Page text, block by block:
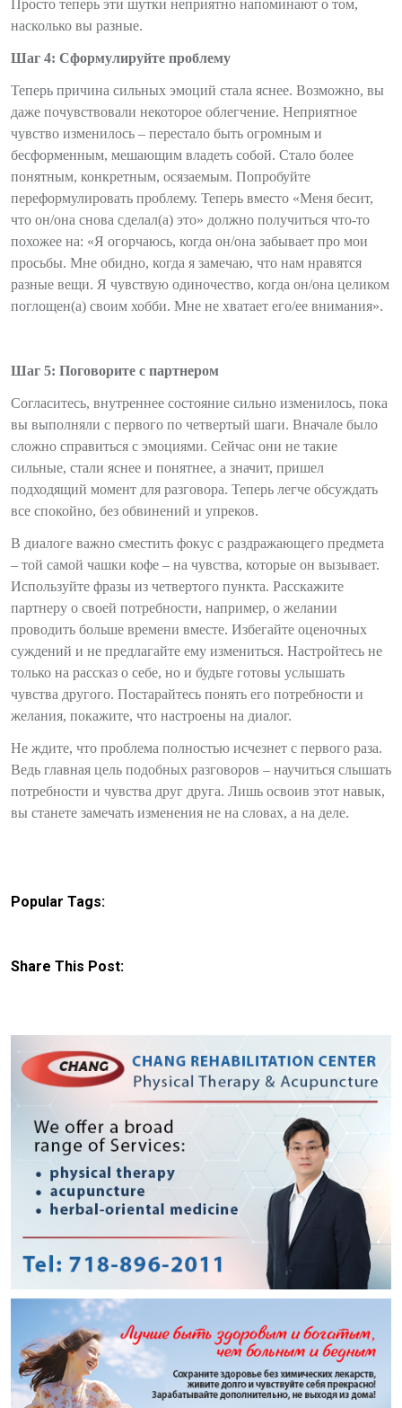
Просто теперь эти шутки неприятно напоминают о том,
насколько вы разные.
Шаг 4: Сформулируйте проблему
Теперь причина сильных эмоций стала яснее. Возможно, вы
даже почувствовали некоторое облегчение. Неприятное
чувство изменилось – перестало быть огромным и
бесформенным, мешающим владеть собой. Стало более
понятным, конкретным, осязаемым. Попробуйте
переформулировать проблему. Теперь вместо «Меня бесит,
что он/она снова сделал(а) это» должно получиться что-то
похожее на: «Я огорчаюсь, когда он/она забывает про мои
просьбы. Мне обидно, когда я замечаю, что нам нравятся
разные вещи. Я чувствую одиночество, когда он/она целиком
поглощен(а) своим хобби. Мне не хватает его/ее внимания».
Шаг 5: Поговорите с партнером
Согласитесь, внутреннее состояние сильно изменилось, пока
вы выполняли с первого по четвертый шаги. Вначале было
сложно справиться с эмоциями. Сейчас они не такие
сильные, стали яснее и понятнее, а значит, пришел
подходящий момент для разговора. Теперь легче обсуждать
все спокойно, без обвинений и упреков.
В диалоге важно сместить фокус с раздражающего предмета
– той самой чашки кофе – на чувства, которые он вызывает.
Используйте фразы из четвертого пункта. Расскажите
партнеру о своей потребности, например, о желании
проводить больше времени вместе. Избегайте оценочных
суждений и не предлагайте ему измениться. Настройтесь не
только на рассказ о себе, но и будьте готовы услышать
чувства другого. Постарайтесь понять его потребности и
желания, покажите, что настроены на диалог.
Не ждите, что проблема полностью исчезнет с первого раза.
Ведь главная цель подобных разговоров – научиться слышать
потребности и чувства друг друга. Лишь освоив этот навык,
вы станете замечать изменения не на словах, а на деле.
Popular Tags:
Share This Post: